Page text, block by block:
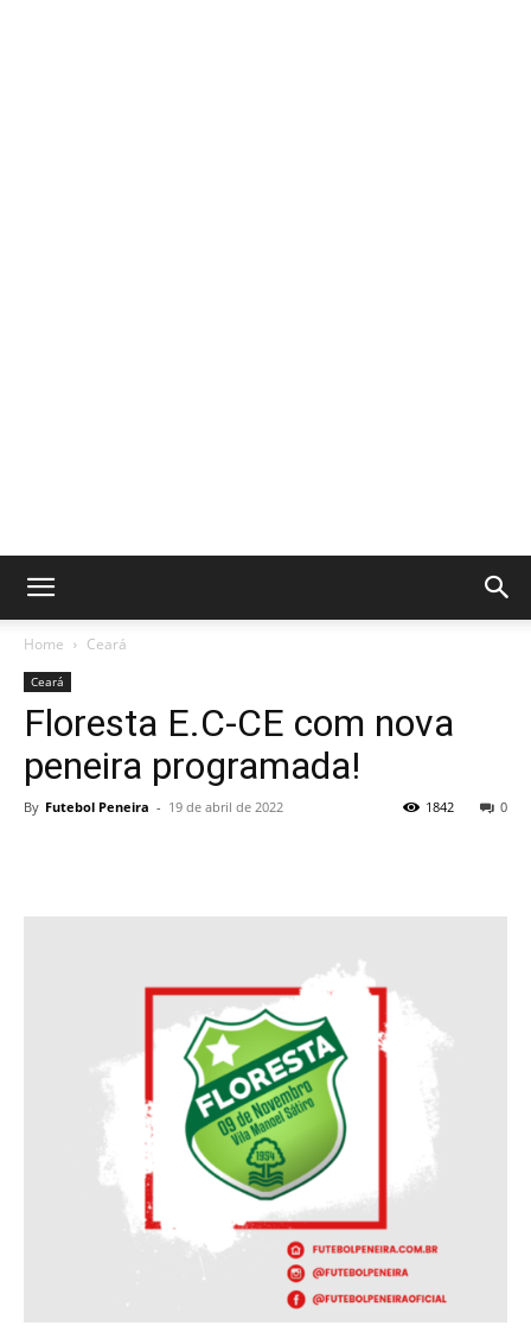
Home Ceará
Ceará
Floresta E.C-CE com nova
peneira programada!
By Futebol Peneira - 19 de abril de 2022 0
1842